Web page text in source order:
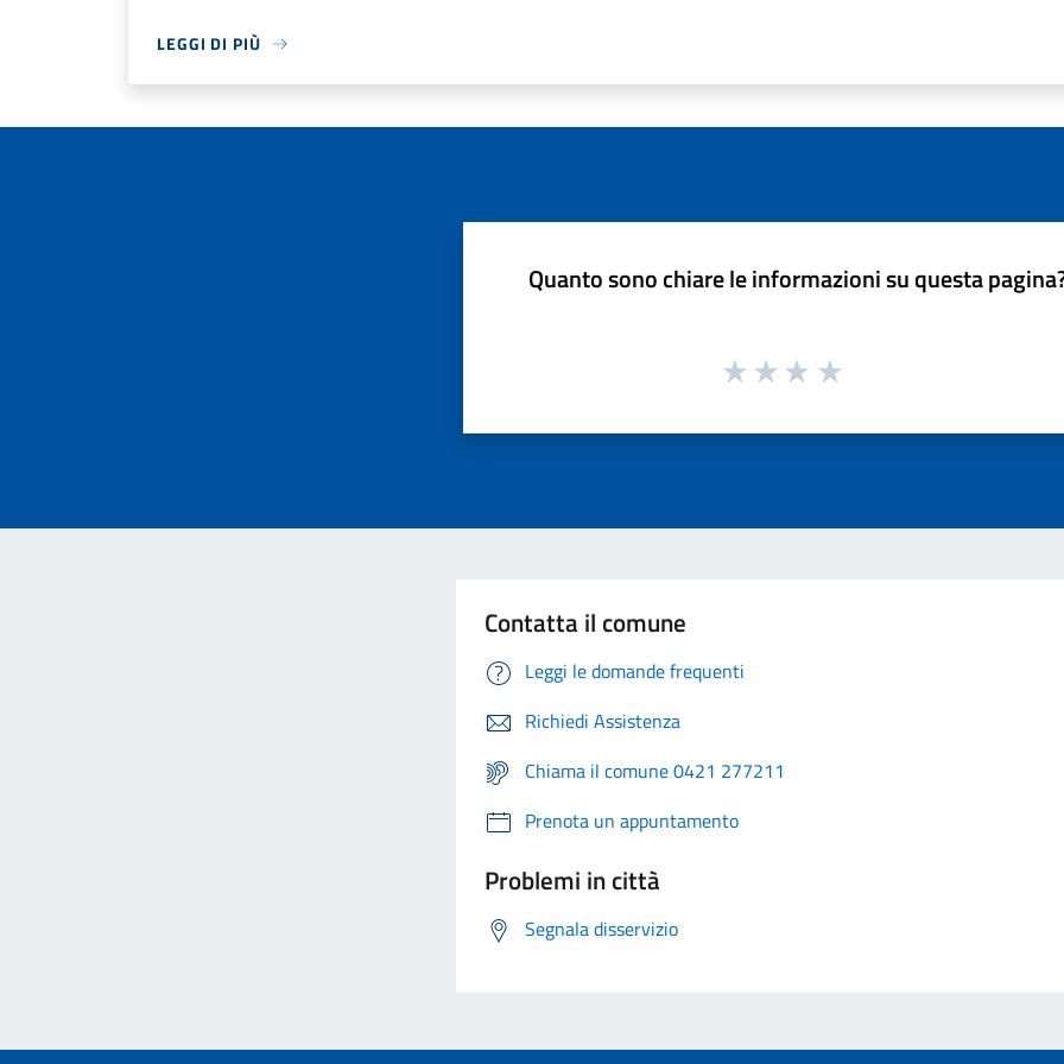
LEGGI DI PIÙ
Quanto sono chiare le informazioni su questa
Contatta il comune
Leggi le domande frequenti
Richiedi Assistenza
Chiama il comune 0421 277211
Prenota un appuntamento
Problemi in città
Segnala disservizio